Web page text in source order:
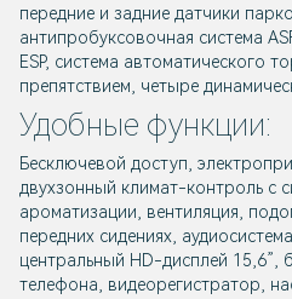
передние и задние датчики
антипробуксовочная система
ESP, система автоматического
препятствием, четыре
Удобные функции:
Бесключевой доступ,
двухзонный климат-контроль с
ароматизации, вентиляция,
передних сидениях,
центральный HD-дисплей 15,6”,
телефона, видеорегистратор,